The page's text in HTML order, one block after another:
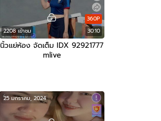
2208 เข้าชม 30:10
360P
นิ้วแย่ห้อง จัดเต็ม IDX 92921777
mlive
25 มกราคม, 2024